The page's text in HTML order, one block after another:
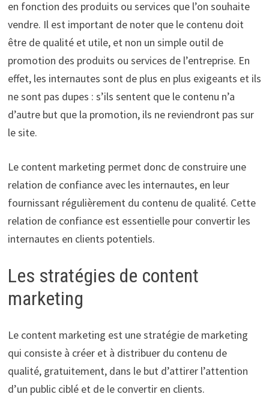
en fonction des produits ou services que l’on souhaite
vendre. Il est important de noter que le contenu doit
être de qualité et utile, et non un simple outil de
promotion des produits ou services de l’entreprise. En
effet, les internautes sont de plus en plus exigeants et ils
ne sont pas dupes : s’ils sentent que le contenu n’a
d’autre but que la promotion, ils ne reviendront pas sur
le site.
Le content marketing permet donc de construire une
relation de confiance avec les internautes, en leur
fournissant régulièrement du contenu de qualité. Cette
relation de confiance est essentielle pour convertir les
internautes en clients potentiels.
Les stratégies de content
marketing
Le content marketing est une stratégie de marketing
qui consiste à créer et à distribuer du contenu de
qualité, gratuitement, dans le but d’attirer l’attention
d’un public ciblé et de le convertir en clients.